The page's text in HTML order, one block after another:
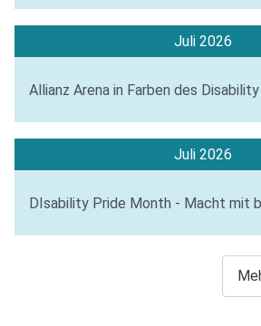
Juli 2026
Allianz Arena in Farben des
Juli 2026
DIsability Pride Month - Macht mit